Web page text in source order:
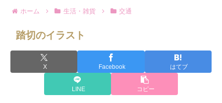
ホーム 生活・雑貨 交通
踏切のイラスト
X Facebook はてブ
LINE コピー